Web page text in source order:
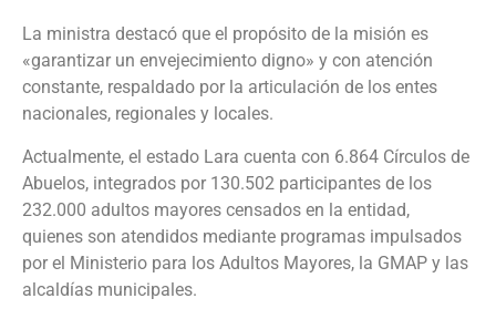
La ministra destacó que el propósito de la misión es
«garantizar un envejecimiento digno» y con atención
constante, respaldado por la articulación de los entes
nacionales, regionales y locales.
Actualmente, el estado Lara cuenta con 6.864 Círculos de
Abuelos, integrados por 130.502 participantes de los
232.000 adultos mayores censados en la entidad,
quienes son atendidos mediante programas impulsados
por el Ministerio para los Adultos Mayores, la GMAP y las
alcaldías municipales.